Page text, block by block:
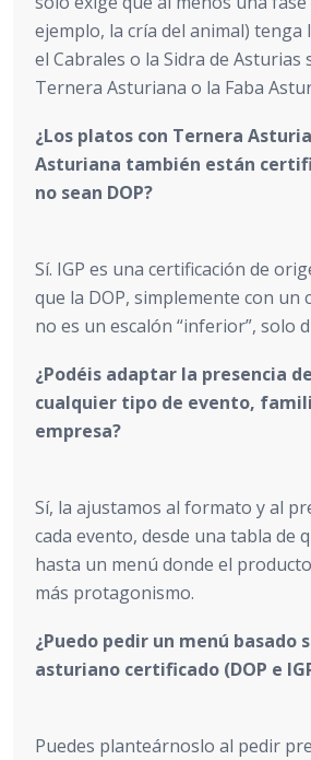
ejemplo, la cría del animal) tenga
el Cabrales o la Sidra de Asturias
Ternera Asturiana o la Faba
¿Los platos con Ternera
Asturiana también están
no sean DOP?
Sí. IGP es una certificación de
que la DOP, simplemente con un
no es un escalón “inferior”, solo
¿Podéis adaptar la presencia
cualquier tipo de evento,
empresa?
Sí, la ajustamos al formato y al
cada evento, desde una tabla de
hasta un menú donde el
más protagonismo.
¿Puedo pedir un menú basado
asturiano certificado (DOP e
Puedes planteárnoslo al pedir